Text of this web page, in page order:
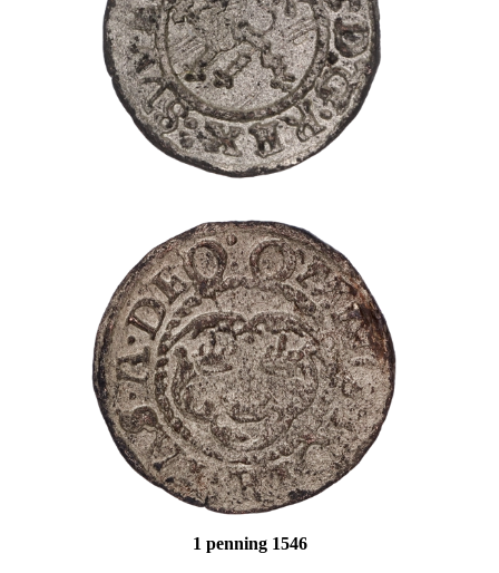
1 penning 1546